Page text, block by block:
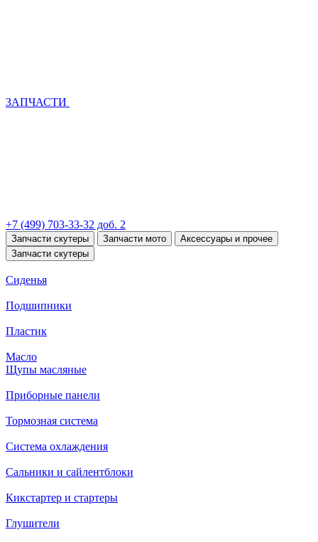
ЗАПЧАСТИ
+7 (499) 703-33-32 доб. 2
Запчасти скутеры Запчасти мото
Аксессуары и прочее
Запчасти скутеры
Сиденья
Подшипники
Пластик
Масло
Щупы масляные
Приборные панели
Тормозная система
Система охлаждения
Сальники и сайлентблоки
Кикстартер и стартеры
Глушители